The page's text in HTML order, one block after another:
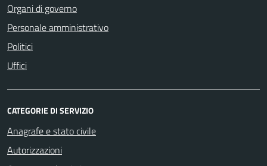
Organi di governo
Personale amministrativo
Politici
Uffici
CATEGORIE DI SERVIZIO
Anagrafe e stato civile
Autorizzazioni